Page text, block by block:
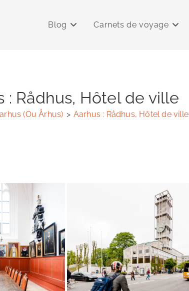
Blog Carnets de voyage
: Rådhus, Hôtel de ville
(Ou Århus) > Aarhus : Rådhus, Hôtel de ville